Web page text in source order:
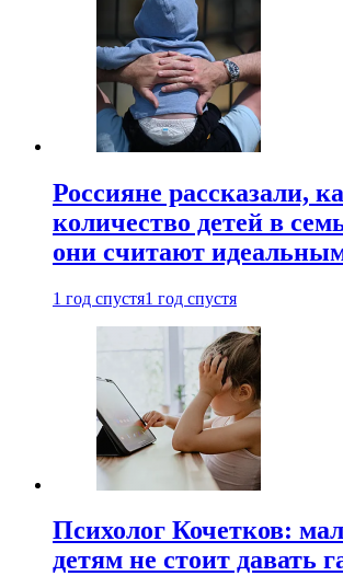
Россияне рассказали,
количество детей в
они считают
1 год спустя1 год спустя
Психолог Кочетков:
детям не стоит давать